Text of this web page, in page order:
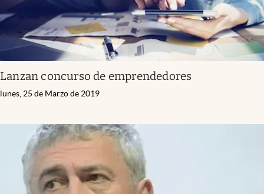
Lanzan concurso de emprendedores
lunes, 25 de Marzo de 2019